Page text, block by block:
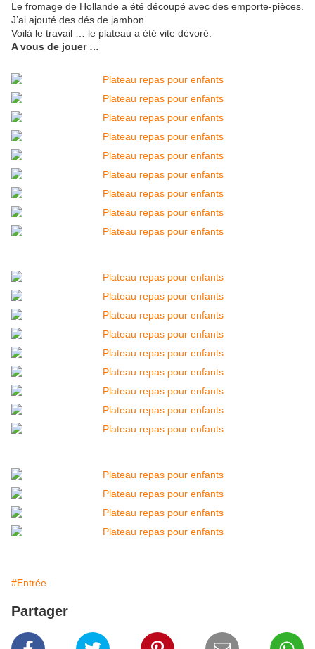
Le fromage de Hollande a été découpé avec des emporte-pièces.
J’ai ajouté des dés de jambon.
Voilà le travail … le plateau a été vite dévoré.
A vous de jouer …
#Entrée
Partager